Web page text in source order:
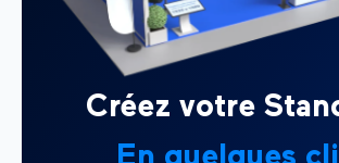
Créez votre